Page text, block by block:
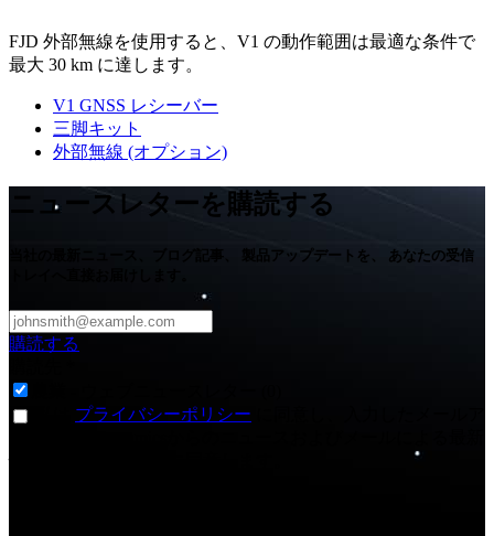
FJD 外部無線を使用すると、V1 の動作範囲は最適な条件で
最大 30 km に達します。
V1 GNSS レシーバー
三脚キット
外部無線 (オプション)
ニュースレターを購読する
当社の最新ニュース、ブログ記事、 製品アップデートを、 あなたの受信
購読する
プライバシーポリシー